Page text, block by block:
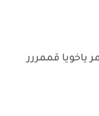
قممررر